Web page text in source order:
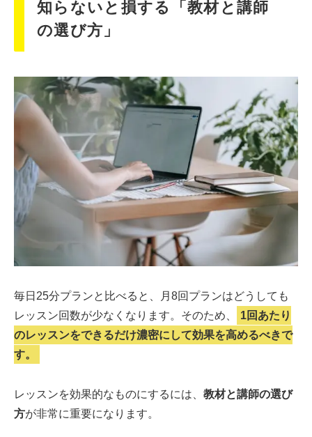
知らないと損する「教材と講師
の選び方」
毎日25分プランと比べると、月8回プランはどうしても
レッスン回数が少なくなります。そのため、
1回あたり
のレッスンをできるだけ濃密にして効果を高めるべきで
す。
レッスンを効果的なものにするには、 教材と講師の選び
方が非常に重要になります。